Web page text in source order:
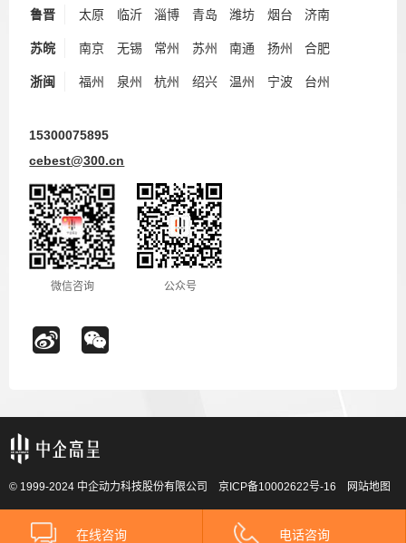
鲁晋 太原 临沂 淄博 青岛 潍坊 烟台 济南
苏皖 南京 无锡 常州 苏州 南通 扬州 合肥
浙闽 福州 泉州 杭州 绍兴 温州 宁波 台州
15300075895
cebest@300.cn
微信咨询 公众号
© 1999-2024 中企动力科技股份有限公司 京ICP备10002622号-16 网站地图
在线咨询 电话咨询